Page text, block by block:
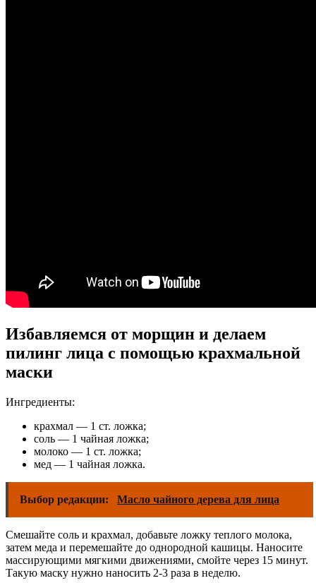
Избавляемся от морщин и делаем
пилинг лица с помощью крахмальной
маски
Ингредиенты:
крахмал — 1 ст. ложка;
соль — 1 чайная ложка;
молоко — 1 ст. ложка;
мед — 1 чайная ложка.
Выбор редакции: Масло чайного дерева для лица
Смешайте соль и крахмал, добавьте ложку теплого молока,
затем меда и перемешайте до однородной кашицы. Наносите
массирующими мягкими движениями, смойте через 15 минут.
Такую маску нужно наносить 2-3 раза в неделю.